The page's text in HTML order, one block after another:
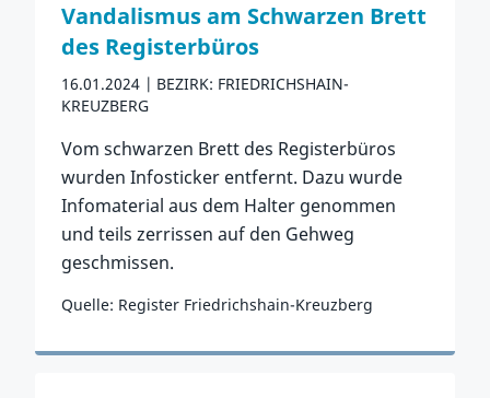
Vandalismus am Schwarzen Brett
des Registerbüros
16.01.2024
BEZIRK: FRIEDRICHSHAIN-
KREUZBERG
Vom schwarzen Brett des Registerbüros
wurden Infosticker entfernt. Dazu wurde
Infomaterial aus dem Halter genommen
und teils zerrissen auf den Gehweg
geschmissen.
Quelle: Register Friedrichshain-Kreuzberg
Zum Vorfall